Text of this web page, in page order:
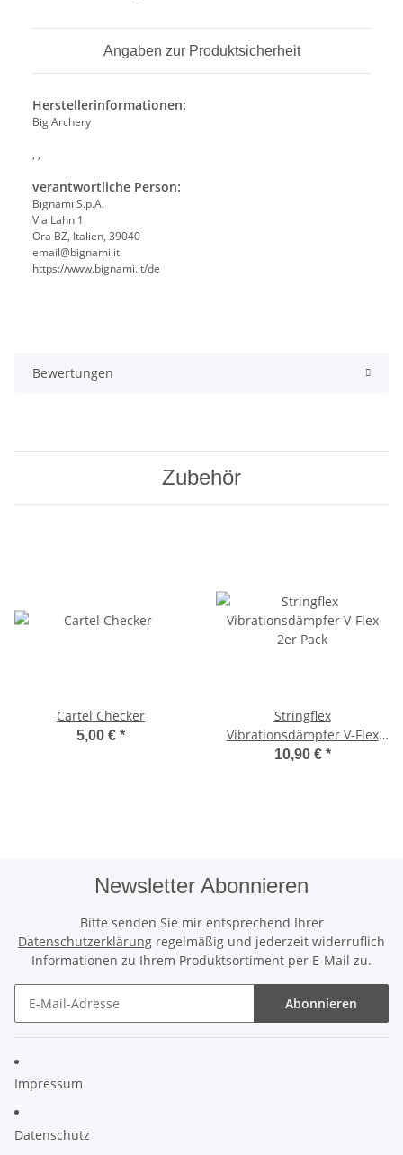
Angaben zur Produktsicherheit
Herstellerinformationen:
Big Archery
, ,
verantwortliche Person:
Bignami S.p.A.
Via Lahn 1
Ora BZ, Italien, 39040
email@bignami.it
https://www.bignami.it/de
Bewertungen
Zubehör
Cartel Checker
5,00 € *
Stringflex
Vibrationsdämpfer V-Flex
2er Pack
10,90 € *
Newsletter Abonnieren
Bitte senden Sie mir entsprechend Ihrer
Datenschutzerklärung regelmäßig und jederzeit widerruflich
Informationen zu Ihrem Produktsortiment per E-Mail zu.
Abonnieren
Impressum
Datenschutz